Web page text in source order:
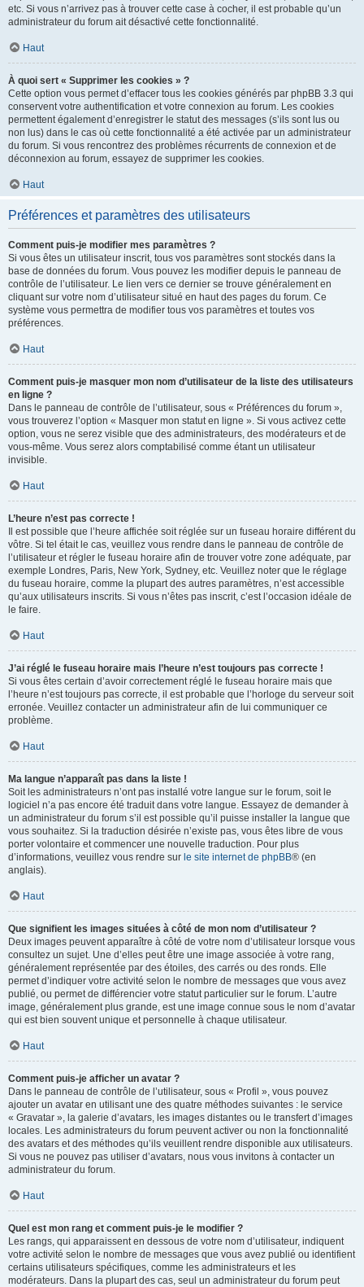
etc. Si vous n’arrivez pas à trouver cette case à cocher, il est probable qu’un
administrateur du forum ait désactivé cette fonctionnalité.
Haut
À quoi sert « Supprimer les cookies » ?
Cette option vous permet d’effacer tous les cookies générés par phpBB 3.3 qui
conservent votre authentification et votre connexion au forum. Les cookies
permettent également d’enregistrer le statut des messages (s’ils sont lus ou
non lus) dans le cas où cette fonctionnalité a été activée par un administrateur
du forum. Si vous rencontrez des problèmes récurrents de connexion et de
déconnexion au forum, essayez de supprimer les cookies.
Haut
Préférences et paramètres des utilisateurs
Comment puis-je modifier mes paramètres ?
Si vous êtes un utilisateur inscrit, tous vos paramètres sont stockés dans la
base de données du forum. Vous pouvez les modifier depuis le panneau de
contrôle de l’utilisateur. Le lien vers ce dernier se trouve généralement en
cliquant sur votre nom d’utilisateur situé en haut des pages du forum. Ce
système vous permettra de modifier tous vos paramètres et toutes vos
préférences.
Haut
Comment puis-je masquer mon nom d’utilisateur de la liste des utilisateurs
en ligne ?
Dans le panneau de contrôle de l’utilisateur, sous « Préférences du forum »,
vous trouverez l’option « Masquer mon statut en ligne ». Si vous activez cette
option, vous ne serez visible que des administrateurs, des modérateurs et de
vous-même. Vous serez alors comptabilisé comme étant un utilisateur
invisible.
Haut
L’heure n’est pas correcte !
Il est possible que l’heure affichée soit réglée sur un fuseau horaire différent du
vôtre. Si tel était le cas, veuillez vous rendre dans le panneau de contrôle de
l’utilisateur et régler le fuseau horaire afin de trouver votre zone adéquate, par
exemple Londres, Paris, New York, Sydney, etc. Veuillez noter que le réglage
du fuseau horaire, comme la plupart des autres paramètres, n’est accessible
qu’aux utilisateurs inscrits. Si vous n’êtes pas inscrit, c’est l’occasion idéale de
le faire.
Haut
J’ai réglé le fuseau horaire mais l’heure n’est toujours pas correcte !
Si vous êtes certain d’avoir correctement réglé le fuseau horaire mais que
l’heure n’est toujours pas correcte, il est probable que l’horloge du serveur soit
erronée. Veuillez contacter un administrateur afin de lui communiquer ce
problème.
Haut
Ma langue n’apparaît pas dans la liste !
Soit les administrateurs n’ont pas installé votre langue sur le forum, soit le
logiciel n’a pas encore été traduit dans votre langue. Essayez de demander à
un administrateur du forum s’il est possible qu’il puisse installer la langue que
vous souhaitez. Si la traduction désirée n’existe pas, vous êtes libre de vous
porter volontaire et commencer une nouvelle traduction. Pour plus
d’informations, veuillez vous rendre sur le site internet de phpBB® (en
anglais).
Haut
Que signifient les images situées à côté de mon nom d’utilisateur ?
Deux images peuvent apparaître à côté de votre nom d’utilisateur lorsque vous
consultez un sujet. Une d’elles peut être une image associée à votre rang,
généralement représentée par des étoiles, des carrés ou des ronds. Elle
permet d’indiquer votre activité selon le nombre de messages que vous avez
publié, ou permet de différencier votre statut particulier sur le forum. L’autre
image, généralement plus grande, est une image connue sous le nom d’avatar
qui est bien souvent unique et personnelle à chaque utilisateur.
Haut
Comment puis-je afficher un avatar ?
Dans le panneau de contrôle de l’utilisateur, sous « Profil », vous pouvez
ajouter un avatar en utilisant une des quatre méthodes suivantes : le service
« Gravatar », la galerie d’avatars, les images distantes ou le transfert d’images
locales. Les administrateurs du forum peuvent activer ou non la fonctionnalité
des avatars et des méthodes qu’ils veuillent rendre disponible aux utilisateurs.
Si vous ne pouvez pas utiliser d’avatars, nous vous invitons à contacter un
administrateur du forum.
Haut
Quel est mon rang et comment puis-je le modifier ?
Les rangs, qui apparaissent en dessous de votre nom d’utilisateur, indiquent
votre activité selon le nombre de messages que vous avez publié ou identifient
certains utilisateurs spécifiques, comme les administrateurs et les
modérateurs. Dans la plupart des cas, seul un administrateur du forum peut